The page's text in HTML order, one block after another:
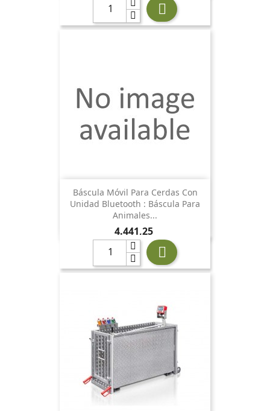

Báscula Móvil Para Cerdas Con
Unidad Bluetooth : Báscula Para
Animales...
Preu
4.441,25
